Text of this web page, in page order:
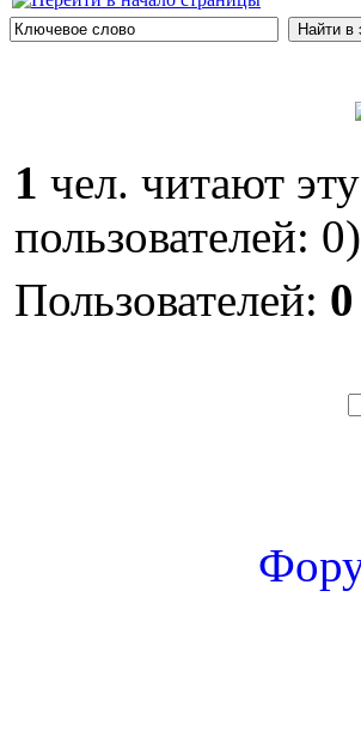
1 чел. читают
пользователей: 0)
Пользователей: 0